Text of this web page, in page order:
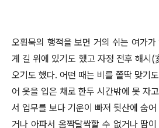
오횡묵의 행적을 보면 거의 쉬는 여가가
게 길 위에 있기도 했고 자정 전후 해시 (
오기도 했다. 어떤 때는 비를 쫄딱 맞기
어 옷을 입은 채로 한두 시간밖에 못 자
서 업무를 보다 기운이 빠져 뒷산에 숨어
거나 아파서 옴짝달싹할 수 없거나 땀